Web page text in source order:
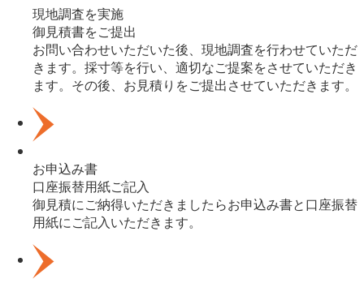
現地調査を実施
御見積書をご提出
お問い合わせいただいた後、現地調査を行わせていただ
きます。採寸等を行い、適切なご提案をさせていただき
ます。その後、お見積りをご提出させていただきます。
お申込み書
口座振替用紙ご記入
御見積にご納得いただきましたらお申込み書と口座振替
用紙にご記入いただきます。